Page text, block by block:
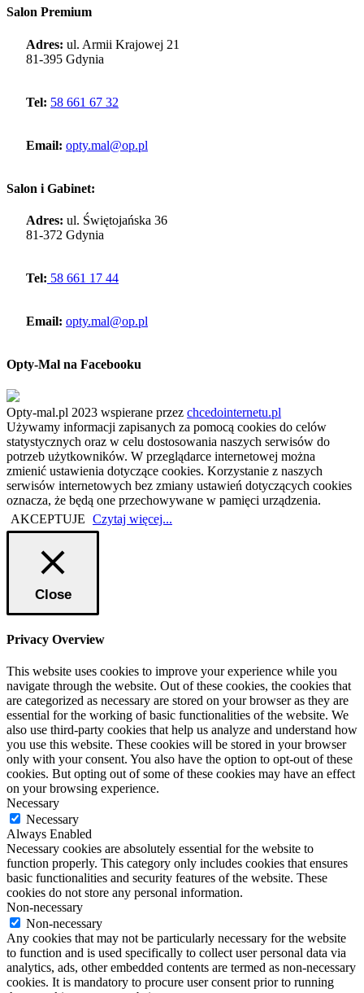
Salon Premium
Adres: ul. Armii Krajowej 21
81-395 Gdynia
Tel: 58 661 67 32
Email: opty.mal@op.pl
Salon i Gabinet:
Adres: ul. Świętojańska 36
81-372 Gdynia
Tel: 58 661 17 44
Email: opty.mal@op.pl
Opty-Mal na Facebooku
Opty-mal.pl 2023 wspierane przez chcedointernetu.pl
Używamy informacji zapisanych za pomocą cookies do celów
statystycznych oraz w celu dostosowania naszych serwisów do
potrzeb użytkowników. W przeglądarce internetowej można
zmienić ustawienia dotyczące cookies. Korzystanie z naszych
serwisów internetowych bez zmiany ustawień dotyczących cookies
oznacza, że będą one przechowywane w pamięci urządzenia.
AKCEPTUJE Czytaj więcej...
Close
Privacy Overview
This website uses cookies to improve your experience while you
navigate through the website. Out of these cookies, the cookies that
are categorized as necessary are stored on your browser as they are
essential for the working of basic functionalities of the website. We
also use third-party cookies that help us analyze and understand how
you use this website. These cookies will be stored in your browser
only with your consent. You also have the option to opt-out of these
cookies. But opting out of some of these cookies may have an effect
on your browsing experience.
Necessary
Necessary
Always Enabled
Necessary cookies are absolutely essential for the website to
function properly. This category only includes cookies that ensures
basic functionalities and security features of the website. These
cookies do not store any personal information.
Non-necessary
Non-necessary
Any cookies that may not be particularly necessary for the website
to function and is used specifically to collect user personal data via
analytics, ads, other embedded contents are termed as non-necessary
cookies. It is mandatory to procure user consent prior to running